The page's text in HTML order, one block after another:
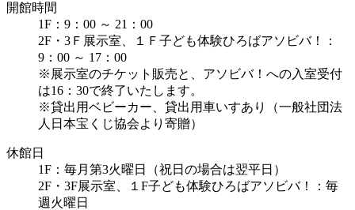
開館時間
1F：9：00 ～ 21：00
2F・3Ｆ展示室、１Ｆ子ども体験ひろばアソビバ！：
9：00 ～ 17：00
※展示室のチケット販売と、アソビバ！への入室受付
は16：30で終了いたします。
※貸出用ベビーカー、貸出用車いすあり（一般社団法
人日本宝くじ協会より寄贈）
休館日
1F：毎月第3火曜日（祝日の場合は翌平日）
2F・3F展示室、１F子ども体験ひろばアソビバ！：毎
週火曜日